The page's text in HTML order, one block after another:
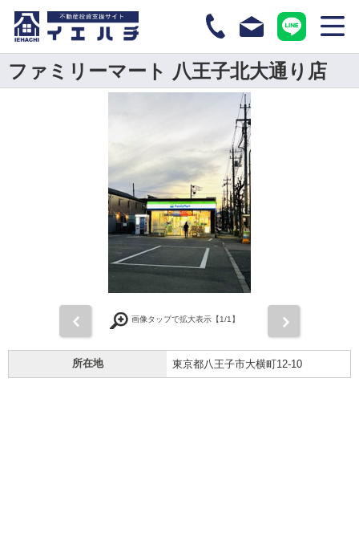
ファミリーマート 八王子北大通り店
画像タップで拡大表示【1/1】
所在地 東京都八王子市大横町12-10